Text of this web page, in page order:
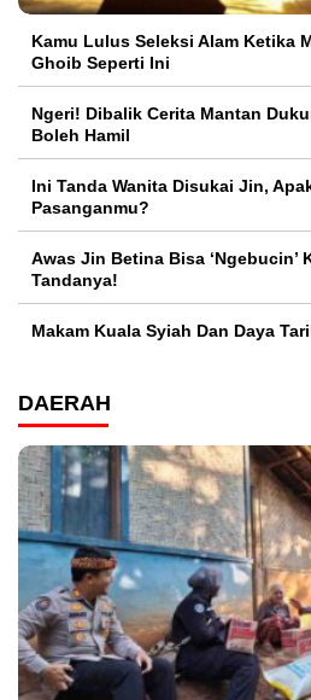
Kamu Lulus Seleksi Alam Ketika
Ghoib Seperti Ini
Ngeri! Dibalik Cerita Mantan
Boleh Hamil
Ini Tanda Wanita Disukai Jin,
Pasanganmu?
Awas Jin Betina Bisa ‘Ngebucin’
Tandanya!
Makam Kuala Syiah Dan Daya
DAERAH